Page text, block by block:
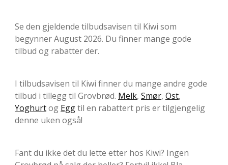
Se den gjeldende tilbudsavisen til Kiwi som
begynner August 2026. Du finner mange gode
tilbud og rabatter der.
I tilbudsavisen til Kiwi finner du mange andre gode
tilbud i tillegg til Grovbrød. Melk, Smør, Ost,
Yoghurtog Eggtil en rabattert pris er tilgjengelig
denne uken også!
Fant du ikke det du lette etter hos Kiwi? Ingen